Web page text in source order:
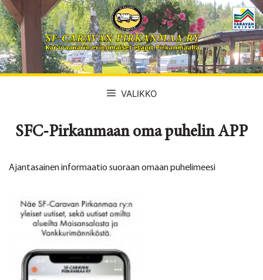
Siirry
sisältöön
VALIKKO
SFC-Pirkanmaan oma puhelin APP
Ajantasainen informaatio suoraan omaan puhelimeesi